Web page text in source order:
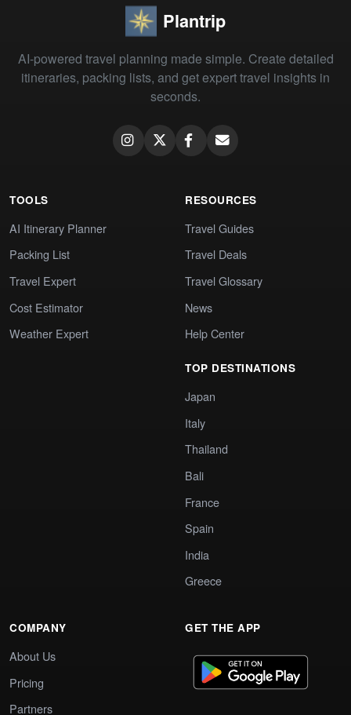
Plantrip
AI-powered travel planning made simple. Create detailed
itineraries, packing lists, and get expert travel insights in
seconds.
TOOLS
AI Itinerary Planner
Packing List
Travel Expert
Cost Estimator
Weather Expert
RESOURCES
Travel Guides
Travel Deals
Travel Glossary
News
Help Center
TOP DESTINATIONS
Japan
Italy
Thailand
Bali
France
Spain
India
Greece
COMPANY
About Us
Pricing
Partners
GET THE APP